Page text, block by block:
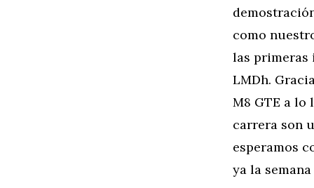
como
las primeras
LMDh.
M8 GTE a
carrera son
esperamos
ya la